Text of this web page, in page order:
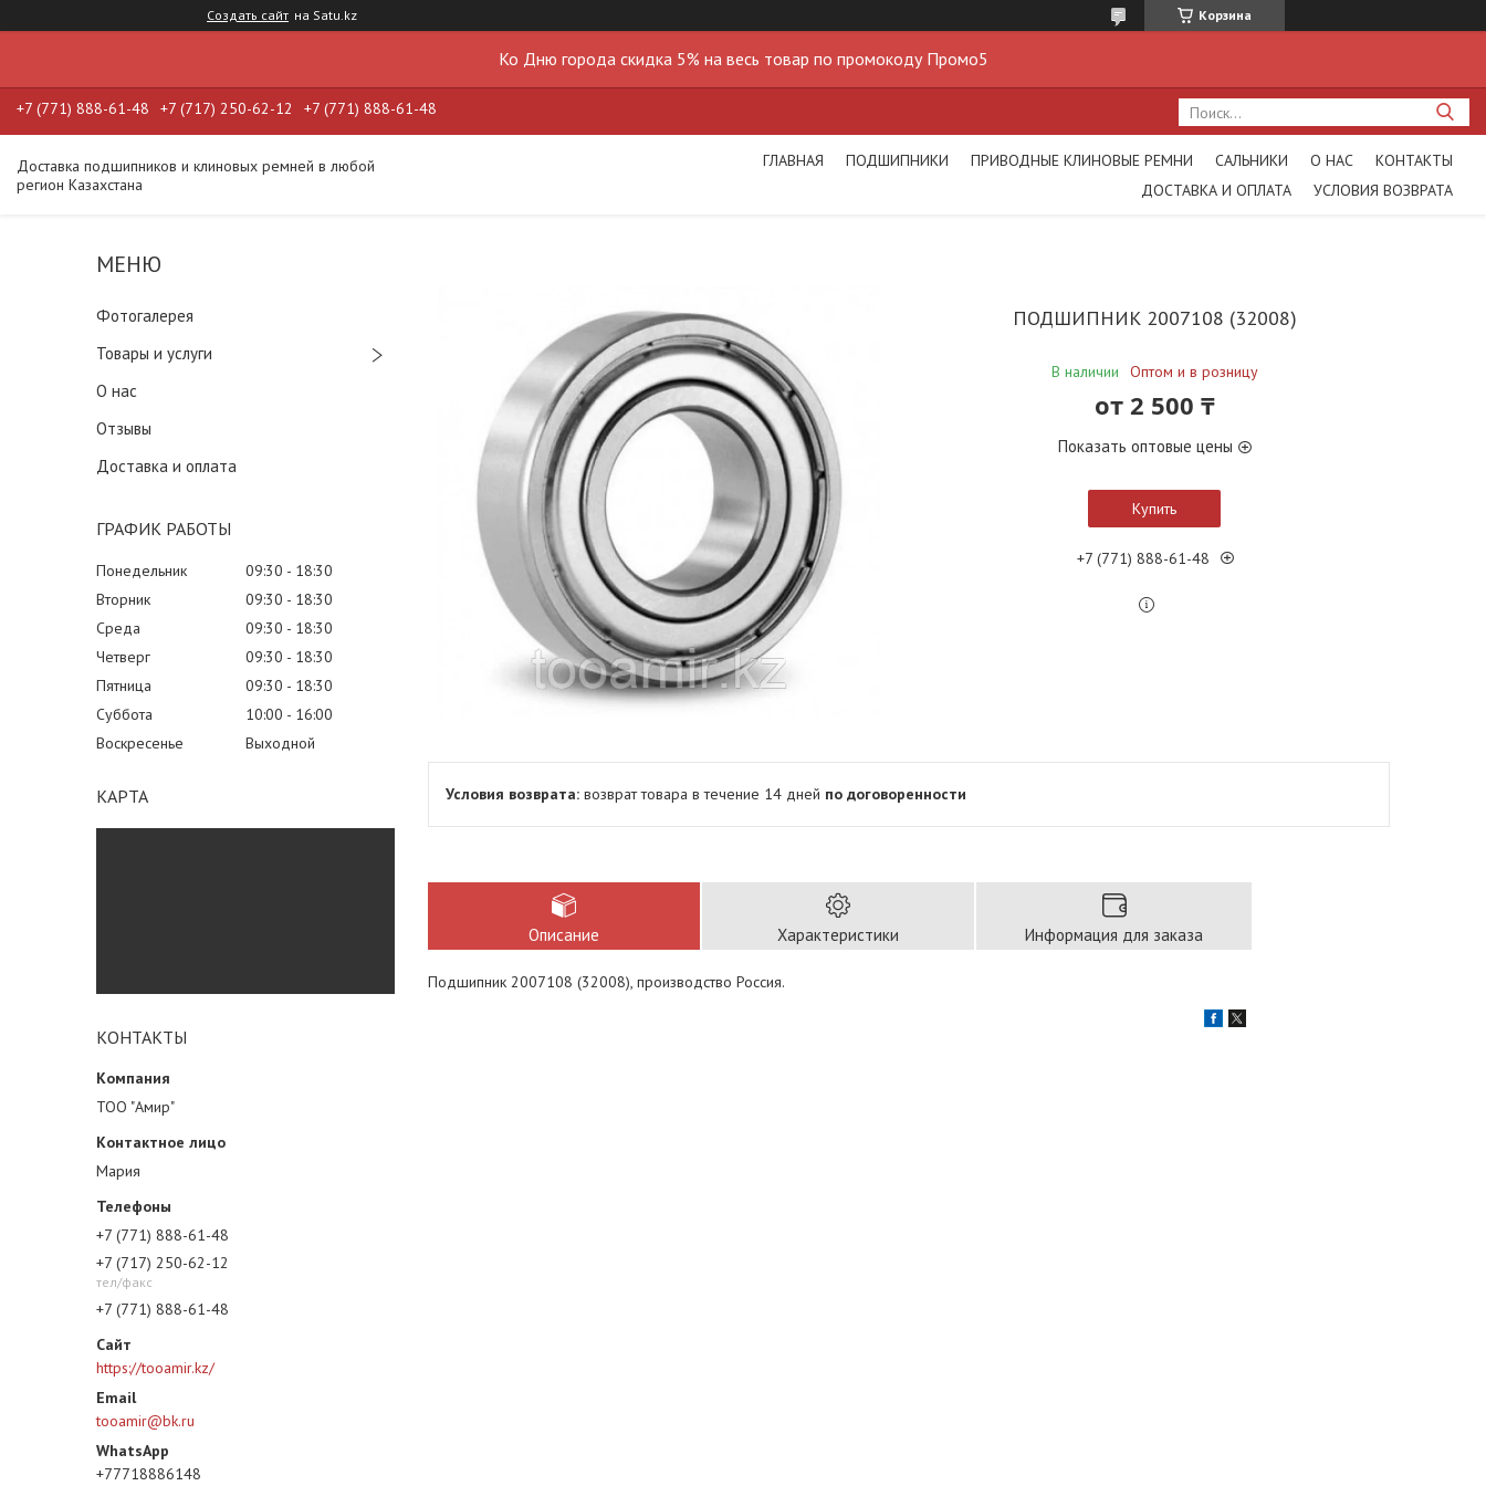
Создать сайт на Satu.kz Корзина
Ко Дню города скидка 5% на весь товар по промокоду Промо5
+7 (771) 888-61-48 +7 (717) 250-62-12 +7 (771) 888-61-48
Доставка подшипников и клиновых ремней в любой
регион Казахстана
ГЛАВНАЯ ПОДШИПНИКИ ПРИВОДНЫЕ КЛИНОВЫЕ РЕМНИ САЛЬНИКИ О НАС
КОНТАКТЫ
ДОСТАВКА И ОПЛАТА
УСЛОВИЯ ВОЗВРАТА
Фотогалерея
Товары и услуги
О нас
Отзывы
Доставка и оплата
ГРАФИК РАБОТЫ
Понедельник 09:30
18:30
Вторник
09:30
18:30
Среда
09:30
18:30
Четверг
09:30
18:30
Пятница
09:30
18:30
Суббота
10:00
16:00
Воскресенье
Выходной
КАРТА
КОНТАКТЫ
ТОО "Амир"
Мария
+7 (771) 888-61-48
+7 (717) 250-62-12
тел/факс
+7 (771) 888-61-48
https://tooamir.kz/
tooamir@bk.ru
+77718886148
ПОДШИПНИК 2007108 (32008)
В наличии Оптом и в розницу
от 2 500 ₸
Показать оптовые цены
Купить
+7 (771) 888-61-48
возврат товара в течение 14 дней по договоренности
Описание Характеристики Информация для заказа
Подшипник 2007108 (32008), производство Россия.